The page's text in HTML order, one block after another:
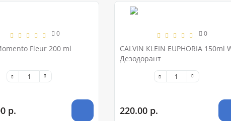
0
Fleur 200 ml
р.
0
CALVIN KLEIN EUPHORIA 150ml
Дезодорант
220.00 р.